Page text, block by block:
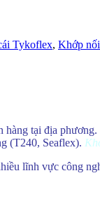
Tykoflex, Khớp
tại địa
(T240, Seaflex).
lĩnh vực công